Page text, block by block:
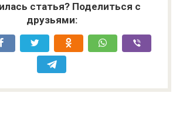
статья? Поделиться с
друзьями: